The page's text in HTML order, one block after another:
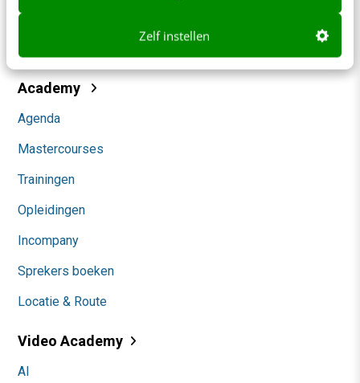
Zelf instellen
Themanieuwsbrieven
Academy
Agenda
Mastercourses
Trainingen
Opleidingen
Incompany
Sprekers boeken
Locatie & Route
Video Academy
AI